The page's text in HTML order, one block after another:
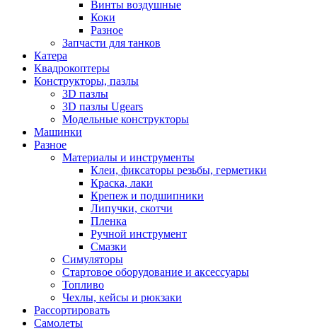
Винты воздушные
Коки
Разное
Запчасти для танков
Катера
Квадрокоптеры
Конструкторы, пазлы
3D пазлы
3D пазлы Ugears
Модельные конструкторы
Машинки
Разное
Материалы и инструменты
Клеи, фиксаторы резьбы, герметики
Краска, лаки
Крепеж и подшипники
Липучки, скотчи
Пленка
Ручной инструмент
Смазки
Симуляторы
Стартовое оборудование и аксессуары
Топливо
Чехлы, кейсы и рюкзаки
Рассортировать
Самолеты